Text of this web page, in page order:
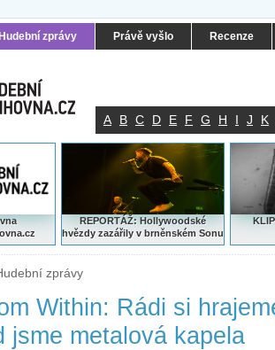
Hudební zprávy Právě vyšlo Recenze
A B C D E F G H I J K
REPORTÁŽ: Hollywoodské
hvězdy zazářily v brněnském Sonu
zprávy
Within: Rádi si
jsme metalová kapela